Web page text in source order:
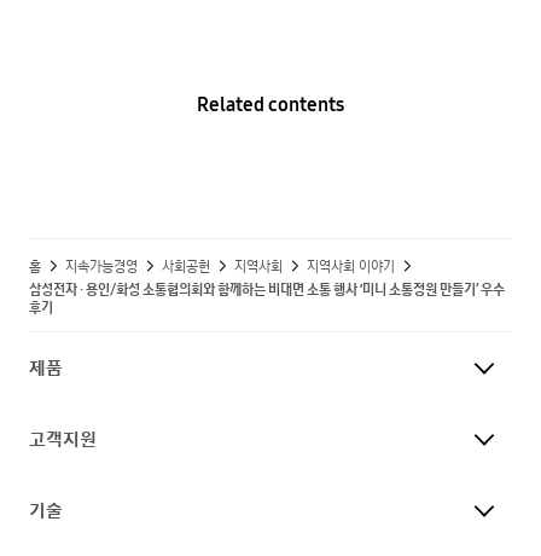
Related contents
홈 지속가능경영 사회공헌 지역사회
지역사회 이야기
삼성전자 · 용인/화성 소통협의회와 함께하는 비대면 소통 행사 ‘미니 소통정원 만들기’ 우수
후기
제품
고객지원
기술